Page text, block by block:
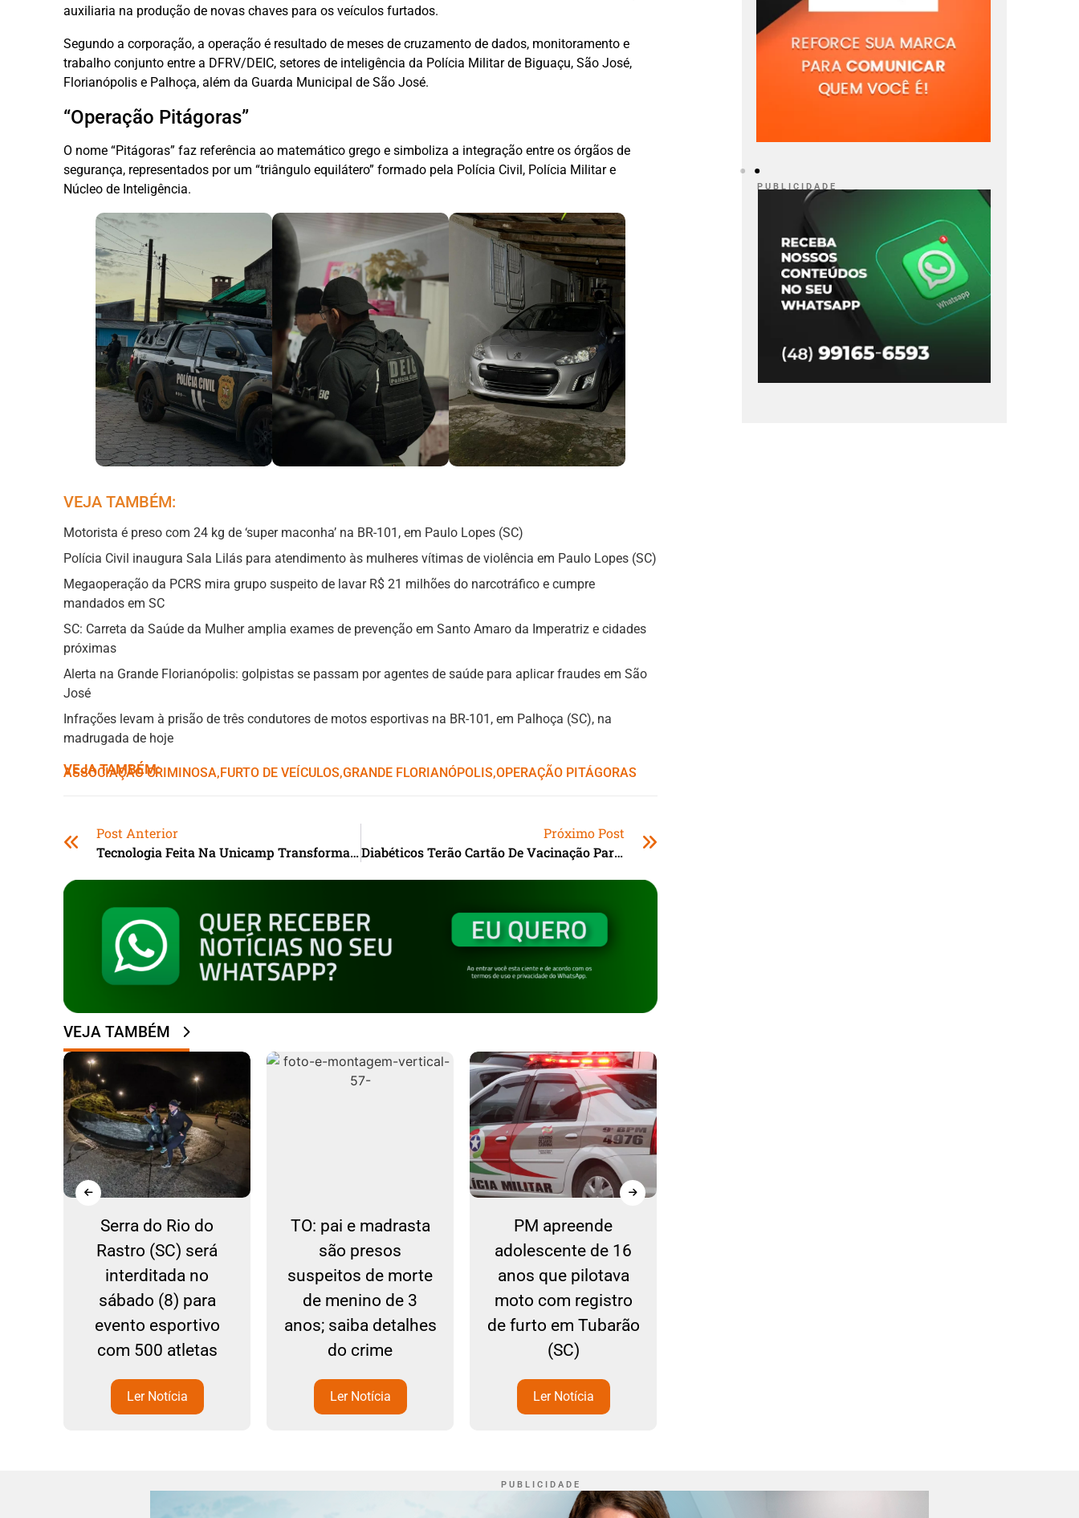
auxiliaria na produção de novas chaves para os veículos furtados.
Segundo a corporação, a operação é resultado de meses de cruzamento de dados, monitoramento e
trabalho conjunto entre a DFRV/DEIC, setores de inteligência da Polícia Militar de Biguaçu, São José,
Florianópolis e Palhoça, além da Guarda Municipal de São José.
“Operação Pitágoras”
O nome “Pitágoras” faz referência ao matemático grego e simboliza a integração entre os órgãos de
segurança, representados por um “triângulo equilátero” formado pela Polícia Civil, Polícia Militar e
Núcleo de Inteligência.
VEJA TAMBÉM:
Motorista é preso com 24 kg de ‘super maconha’ na BR-101, em Paulo Lopes (SC)
Polícia Civil inaugura Sala Lilás para atendimento às mulheres vítimas de violência em Paulo Lopes (SC)
Megaoperação da PCRS mira grupo suspeito de lavar R$ 21 milhões do narcotráfico e cumpre
mandados em SC
SC: Carreta da Saúde da Mulher amplia exames de prevenção em Santo Amaro da Imperatriz e cidades
próximas
Alerta na Grande Florianópolis: golpistas se passam por agentes de saúde para aplicar fraudes em São
José
Infrações levam à prisão de três condutores de motos esportivas na BR-101, em Palhoça (SC), na
madrugada de hoje
VEJA TAMBÉM:
ASSOCIAÇÃO CRIMINOSA,ㅤ FURTO DE VEÍCULOS,ㅤGRANDE FLORIANÓPOLIS,ㅤOPERAÇÃO PITÁGORAS
Post Anterior
Tecnologia Feita Na Unicamp Transforma Crajiru, Beterraba E Açaí Em Opção De Corante Natural
Próximo Post
Diabéticos Terão Cartão De Vacinação Para Reforçar Prevenção Contra Infecções
VEJA TAMBÉM
Serra do Rio do
Rastro (SC) será
interditada no
sábado (8) para
evento esportivo
com 500 atletas
Ler Notícia
TO: pai e madrasta
são presos
suspeitos de morte
de menino de 3
anos; saiba detalhes
do crime
Ler Notícia
PM apreende
adolescente de 16
anos que pilotava
moto com registro
de furto em Tubarão
(SC)
Ler Notícia
P U B L I C I D A D E
P U B L I C I D A D E